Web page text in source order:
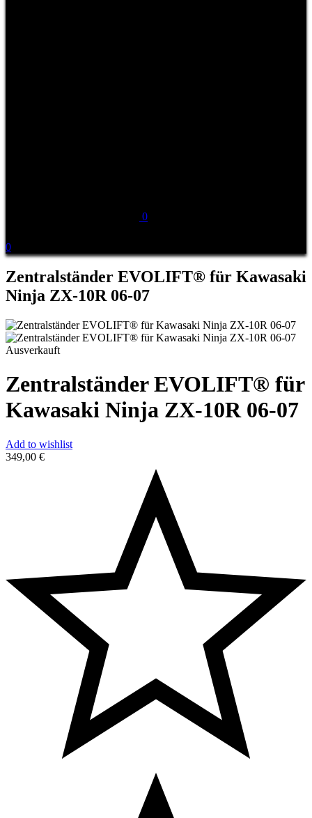
0
0
Zentralständer EVOLIFT® für Kawasaki
Ninja ZX-10R 06-07
Ausverkauft
Zentralständer EVOLIFT® für
Kawasaki Ninja ZX-10R 06-07
Add to wishlist
349,00 €